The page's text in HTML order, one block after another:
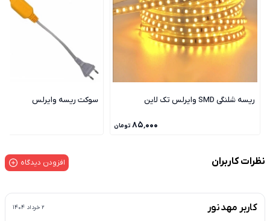
ریسه شلنگی SMD وایرلس تک لاین
۸۵٬۰۰۰ تومان
سوکت ریسه وایرلس
نظرات کاربران افزودن دیدگاه
کاربر مهد نور ۲ خرداد ۱۴۰۴